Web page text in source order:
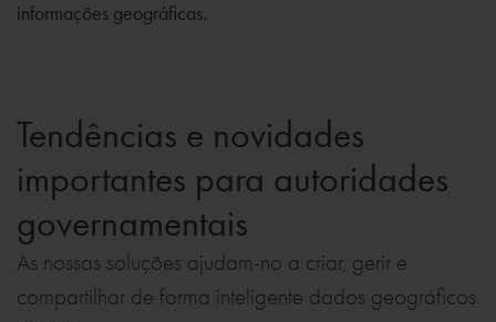
informações geográficas.
Tendências e novidades
importantes para autoridades
governamentais
As nossas soluções ajudam-no a criar, gerir e
compartilhar de forma inteligente dados geográficos